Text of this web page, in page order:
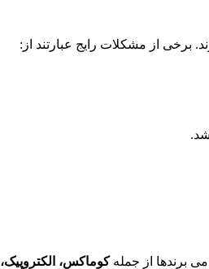
برخی از مشکلات رایج عبارتند از:
برندها از جملهکوماکس،